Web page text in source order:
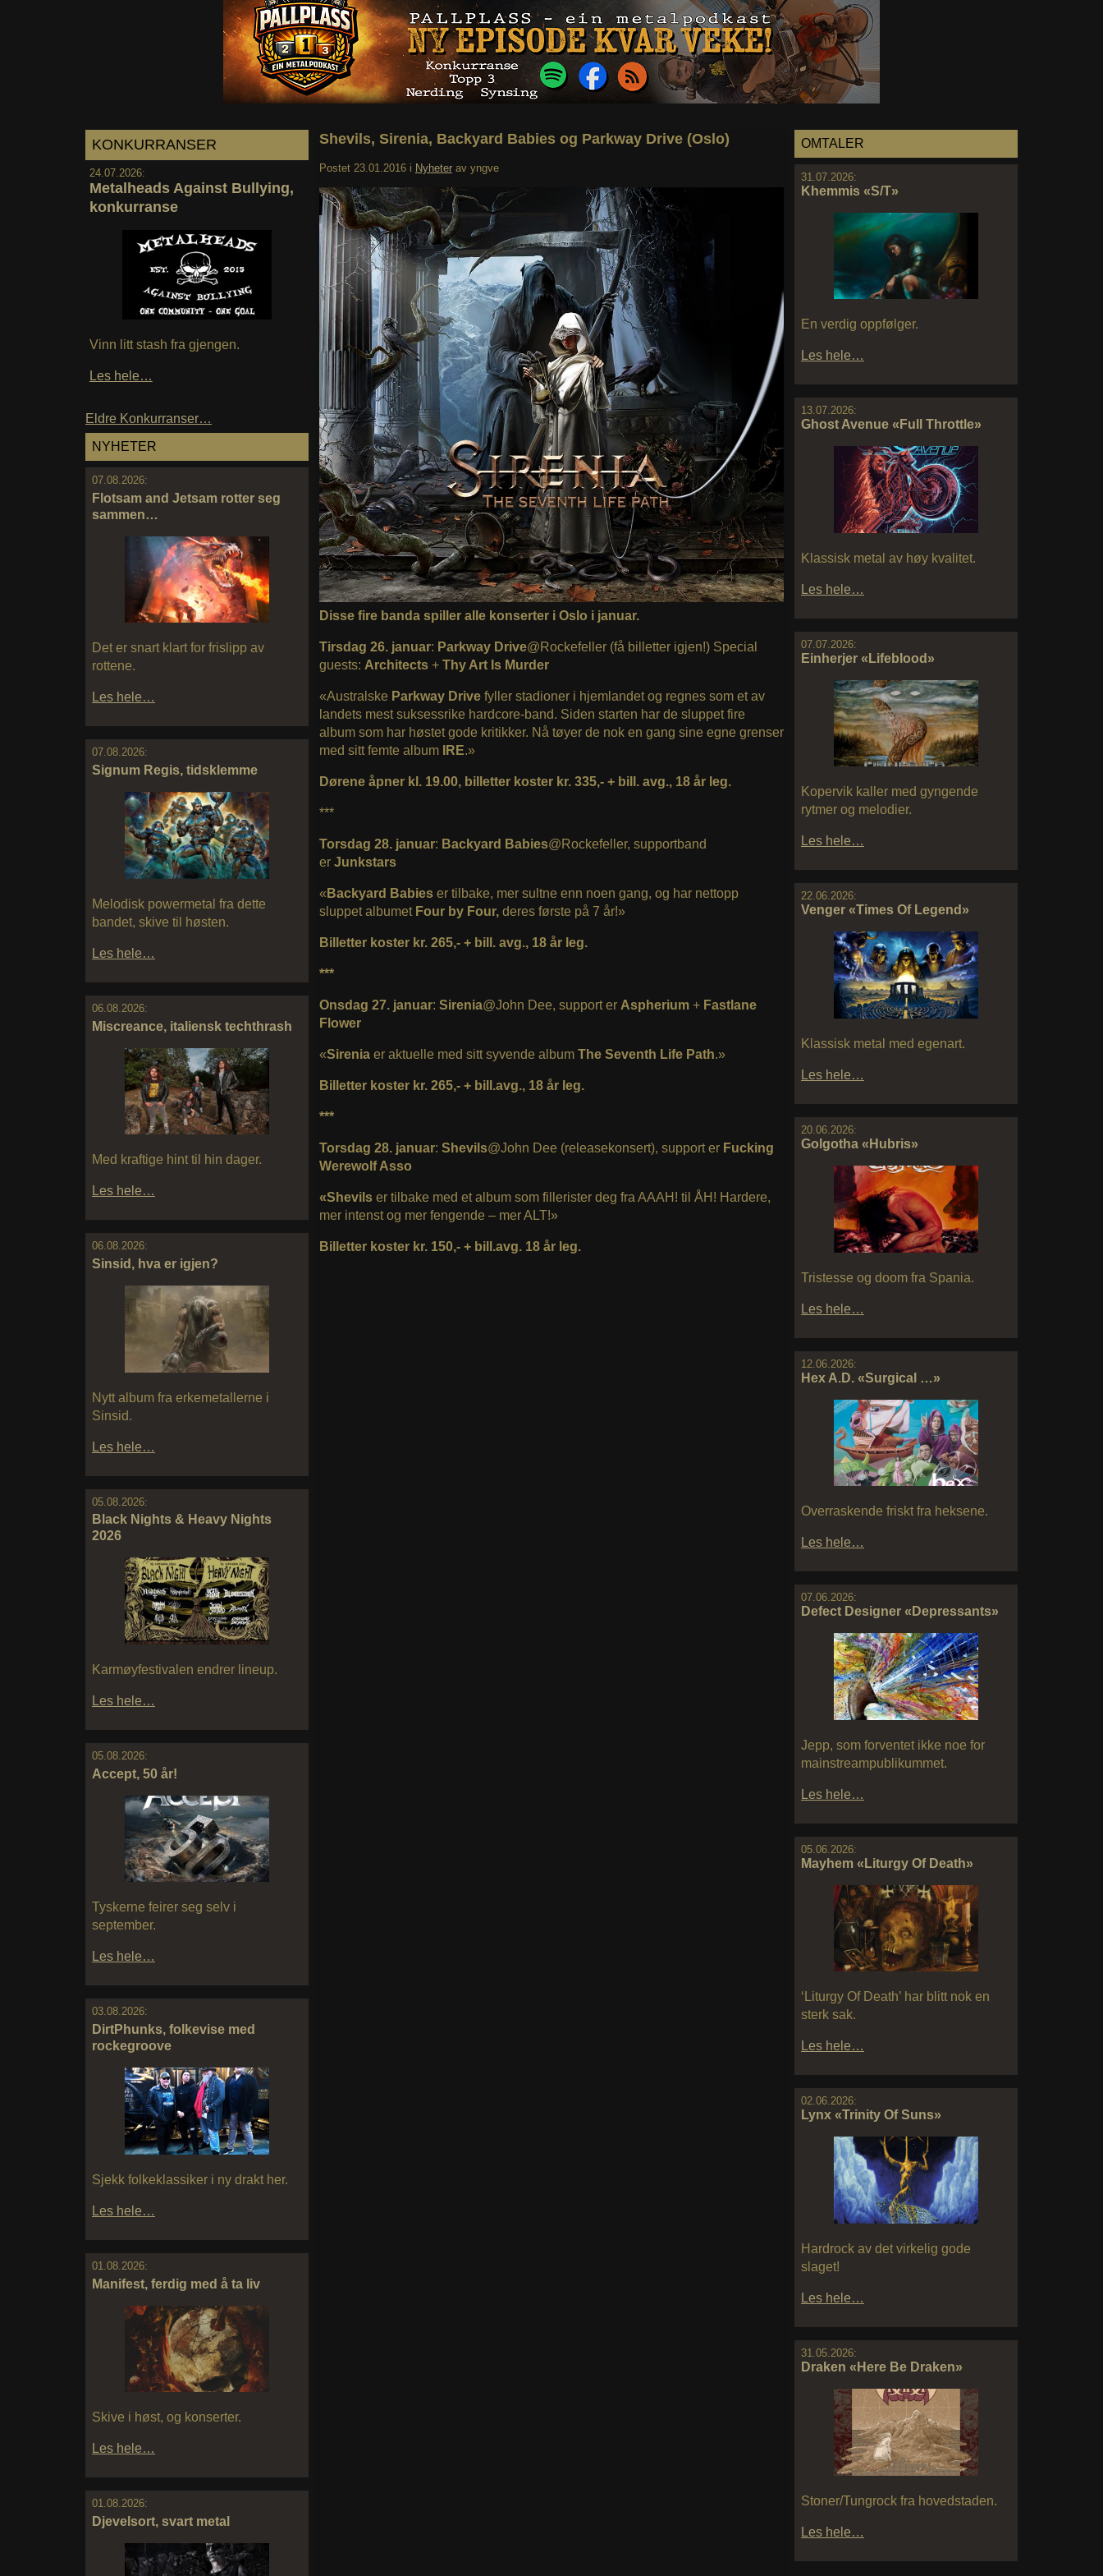
KONKURRANSER
24.07.2026:
Metalheads Against Bullying,
konkurranse
Vinn litt stash fra gjengen.
Les hele…
Eldre Konkurranser…
NYHETER
07.08.2026:
Flotsam and Jetsam rotter seg
sammen…
Det er snart klart for frislipp av
rottene.
Les hele…
07.08.2026:
Signum Regis, tidsklemme
Melodisk powermetal fra dette
bandet, skive til høsten.
Les hele…
06.08.2026:
Miscreance, italiensk techthrash
Med kraftige hint til hin dager.
Les hele…
06.08.2026:
Sinsid, hva er igjen?
Nytt album fra erkemetallerne i
Sinsid.
Les hele…
05.08.2026:
Black Nights & Heavy Nights
2026
Karmøyfestivalen endrer lineup.
Les hele…
05.08.2026:
Accept, 50 år!
Tyskerne feirer seg selv i
september.
Les hele…
03.08.2026:
DirtPhunks, folkevise med
rockegroove
Sjekk folkeklassiker i ny drakt her.
Les hele…
01.08.2026:
Manifest, ferdig med å ta liv
Skive i høst, og konserter.
Les hele…
01.08.2026:
Djevelsort, svart metal
OMTALER
31.07.2026:
Khemmis «S/T»
En verdig oppfølger.
Les hele…
13.07.2026:
Ghost Avenue «Full Throttle»
Klassisk metal av høy kvalitet.
Les hele…
07.07.2026:
Einherjer «Lifeblood»
Kopervik kaller med gyngende
rytmer og melodier.
Les hele…
22.06.2026:
Venger «Times Of Legend»
Klassisk metal med egenart.
Les hele…
20.06.2026:
Golgotha «Hubris»
Tristesse og doom fra Spania.
Les hele…
12.06.2026:
Hex A.D. «Surgical …»
Overraskende friskt fra heksene.
Les hele…
07.06.2026:
Defect Designer «Depressants»
Jepp, som forventet ikke noe for
mainstreampublikummet.
Les hele…
05.06.2026:
Mayhem «Liturgy Of Death»
‘Liturgy Of Death’ har blitt nok en
sterk sak.
Les hele…
02.06.2026:
Lynx «Trinity Of Suns»
Hardrock av det virkelig gode
slaget!
Les hele…
31.05.2026:
Draken «Here Be Draken»
Stoner/Tungrock fra hovedstaden.
Les hele…
Shevils, Sirenia, Backyard Babies og Parkway Drive (Oslo)
Postet 23.01.2016 i Nyheter av yngve
Disse fire banda spiller alle konserter i Oslo i januar.
Tirsdag 26. januar: Parkway Drive@Rockefeller (få billetter igjen!) Special
guests: Architects +Thy Art Is Murder
«Australske Parkway Drivefyller stadioner i hjemlandet og regnes som et av
landets mest suksessrike hardcore-band. Siden starten har de sluppet fire
album som har høstet gode kritikker. Nå tøyer de nok en gang sine egne grenser
med sitt femte album
IRE.»
Dørene åpner kl. 19.00, billetter koster kr. 335,- + bill. avg., 18 år leg.
***
Torsdag 28. januar: Backyard Babies@Rockefeller, supportband
er Junkstars
« Backyard Babieser tilbake, mer sultne enn noen gang, og har nettopp
sluppet albumetFour by Four, deres første på 7 år!»
Billetter koster kr. 265,- + bill. avg., 18 år leg.
***
Onsdag 27. januar: Sirenia@John Dee, support er Aspherium+ Fastlane
Flower
«Sirenia er aktuelle med sitt syvende album The Seventh Life Path.»
Billetter koster kr. 265,- + bill.avg., 18 år leg.
***
Torsdag 28. januar: Shevils@John Dee (releasekonsert), support er Fucking
Werewolf Asso
«Shevils er tilbake med et album som fillerister deg fra AAAH! til ÅH! Hardere,
mer intenst og mer fengende – mer ALT!»
Billetter koster kr. 150,- + bill.avg. 18 år leg.